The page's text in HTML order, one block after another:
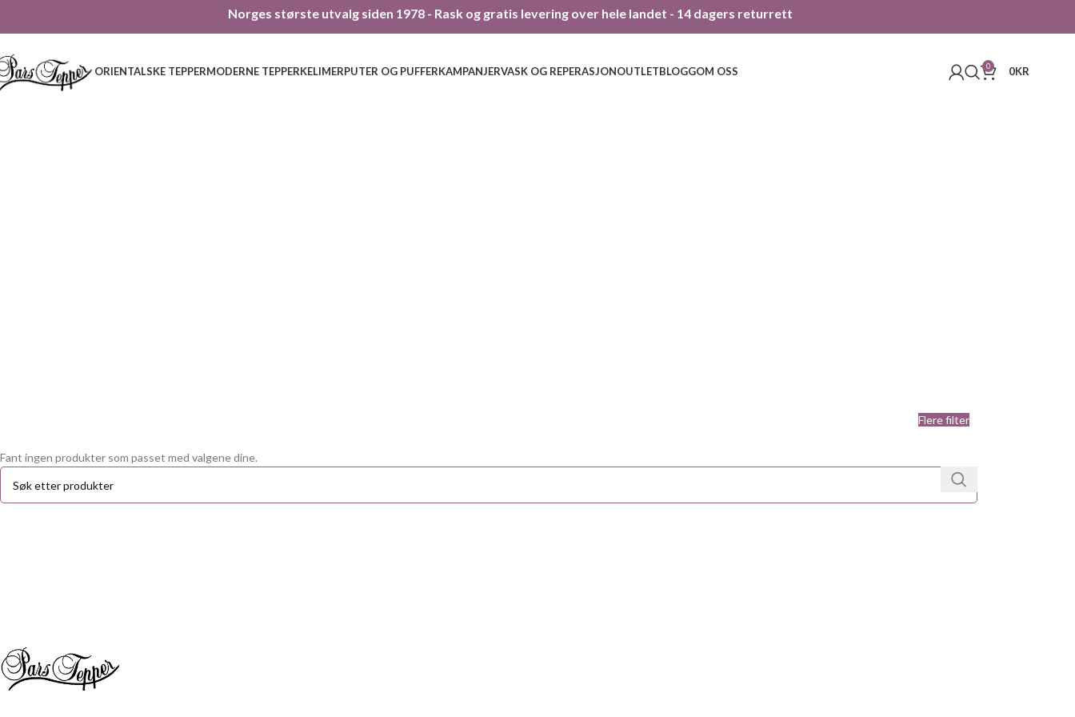
Norges største utvalg siden 1978 - Rask og gratis levering over hele landet - 14 dagers returrett
ORIENTALSKE TEPPERMODERNE TEPPERKELIMERPUTER OG PUFFERKAMPANJERVASK OG REPERASJONOUTLETBLOGGOM OSS 0 0KR
Flere filter
Fant ingen produkter som passet med valgene dine.